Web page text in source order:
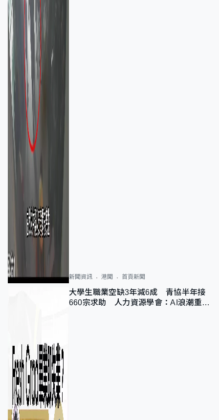
新聞資訊 港聞 首頁新聞
大學生職業空缺3年減6成 青協半年接
660宗求助 人力資源學會：AI浪潮重整